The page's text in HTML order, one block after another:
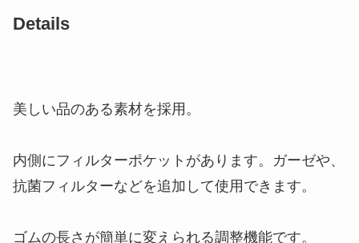
Details
美しい品のある素材を採用。
内側にフィルターポケットがあります。ガーゼや、
抗菌フィルターなどを追加して使用できます。
ゴムの長さが簡単に変えられる調整機能です。